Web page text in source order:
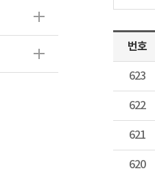
번호
623
622
621
620